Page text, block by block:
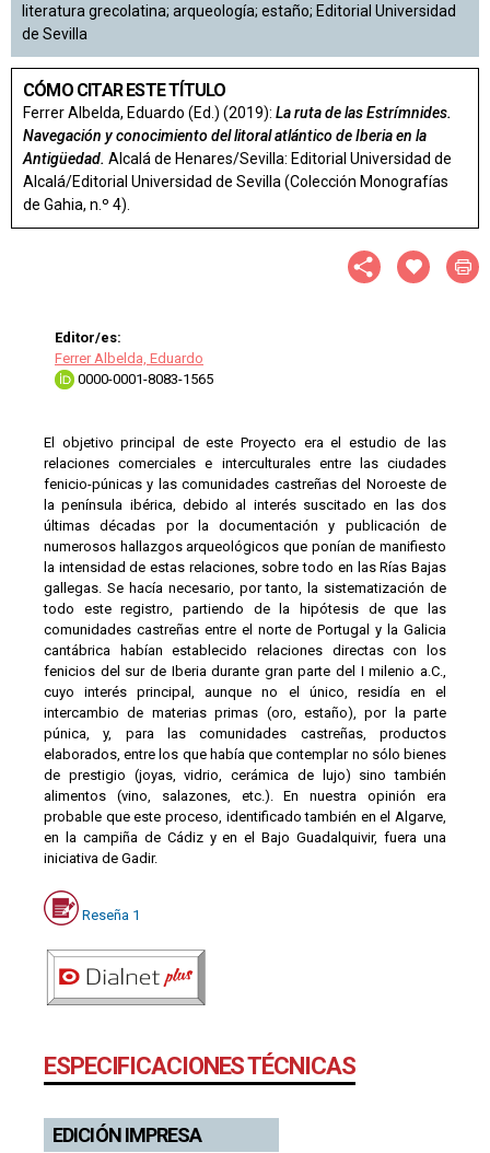
literatura grecolatina; arqueología; estaño; Editorial Universidad
de Sevilla
CÓMO CITAR ESTE TÍTULO
Ferrer Albelda, Eduardo (Ed.) (2019): La ruta de las Estrímnides.
Navegación y conocimiento del litoral atlántico de Iberia en la
Antigüedad. Alcalá de Henares/Sevilla: Editorial Universidad de
Alcalá/Editorial Universidad de Sevilla (Colección Monografías
de Gahia, n.º 4).
Editor/es:
Ferrer Albelda, Eduardo
0000-0001-8083-1565
El objetivo principal de este Proyecto era el estudio de las
relaciones comerciales e interculturales entre las ciudades
fenicio-púnicas y las comunidades castreñas del Noroeste de
la península ibérica, debido al interés suscitado en las dos
últimas décadas por la documentación y publicación de
numerosos hallazgos arqueológicos que ponían de manifiesto
la intensidad de estas relaciones, sobre todo en las Rías Bajas
gallegas. Se hacía necesario, por tanto, la sistematización de
todo este registro, partiendo de la hipótesis de que las
comunidades castreñas entre el norte de Portugal y la Galicia
cantábrica habían establecido relaciones directas con los
fenicios del sur de Iberia durante gran parte del I milenio a.C.,
cuyo interés principal, aunque no el único, residía en el
intercambio de materias primas (oro, estaño), por la parte
púnica, y, para las comunidades castreñas, productos
elaborados, entre los que había que contemplar no sólo bienes
de prestigio (joyas, vidrio, cerámica de lujo) sino también
alimentos (vino, salazones, etc.). En nuestra opinión era
probable que este proceso, identificado también en el Algarve,
en la campiña de Cádiz y en el Bajo Guadalquivir, fuera una
iniciativa de Gadir.
Reseña 1
ESPECIFICACIONES TÉCNICAS
EDICIÓN IMPRESA